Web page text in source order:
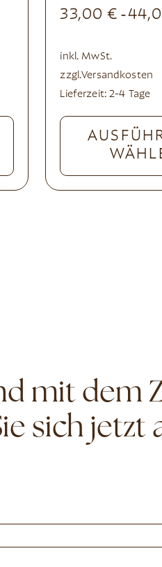
33,00€ -
inkl. MwSt.
zzgl.Versandkosten
Lieferzeit:2-4 Tage
mit dem
sich jetzt